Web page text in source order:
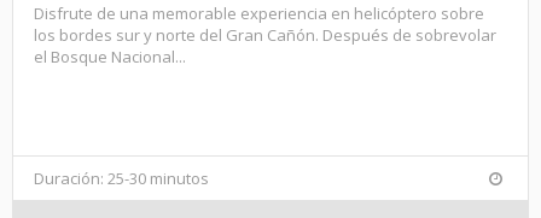
Disfrute de una memorable experiencia en helicóptero sobre
los bordes sur y norte del Gran Cañón. Después de sobrevolar
el Bosque Nacional...
Duración: 25-30 minutos